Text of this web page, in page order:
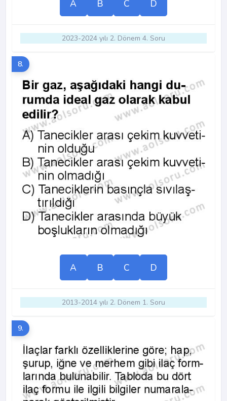
A B C D
2023-2024 yılı 2. Dönem 4. Soru
8.
A B C D
2013-2014 yılı 2. Dönem 1. Soru
9.